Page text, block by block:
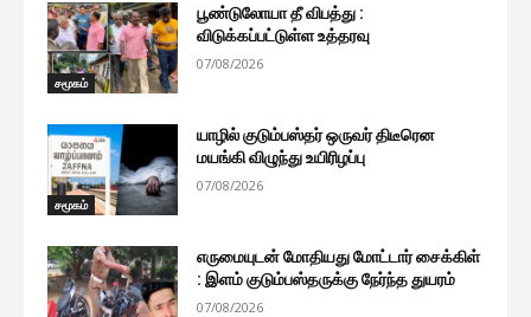
சமூகம்
பூண்டுலோயா தீ விபத்து :
விடுக்கப்பட்டுள்ள உத்தரவு
07/08/2026
சமூகம்
யாழில் குடும்பஸ்தர் ஒருவர் திடீரென
மயங்கி விழுந்து உயிரிழப்பு
07/08/2026
எருமையுடன் மோதியது மோட்டார் சைக்கிள்
: இளம் குடும்பஸ்தருக்கு நேர்ந்த துயரம்
07/08/2026